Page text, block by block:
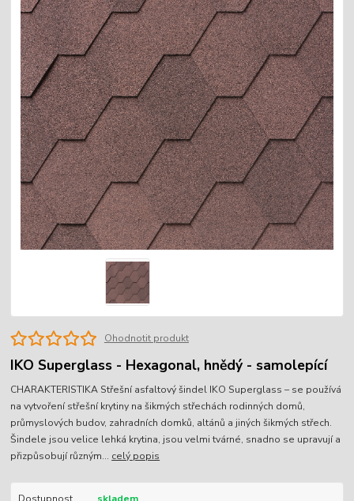
Ohodnotit produkt
IKO Superglass - Hexagonal, hnědý - samolepící
CHARAKTERISTIKA Střešní asfaltový šindel IKO Superglass – se používá
na vytvoření střešní krytiny na šikmých střechách rodinných domů,
průmyslových budov, zahradních domků, altánů a jiných šikmých střech.
Šindele jsou velice lehká krytina, jsou velmi tvárné, snadno se upravují a
přizpůsobují různým... celý popis